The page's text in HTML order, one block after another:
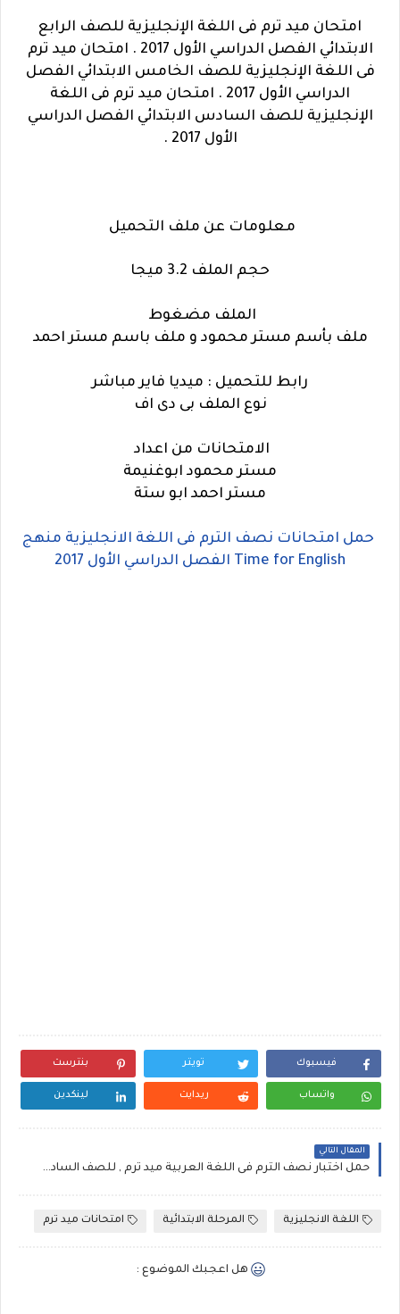
امتحان ميد ترم فى اللغة الإنجليزية للصف الرابع
الابتدائي الفصل الدراسي الأول 2017 . امتحان ميد ترم
فى اللغة الإنجليزية للصف الخامس الابتدائي الفصل
الدراسي الأول 2017 . امتحان ميد ترم فى اللغة
الإنجليزية للصف السادس الابتدائي الفصل الدراسي
الأول 2017 .
معلومات عن ملف التحميل
حجم الملف 3.2 ميجا
الملف مضغوط
ملف بأسم مستر محمود و ملف باسم مستر احمد
رابط للتحميل : ميديا فاير مباشر
نوع الملف بى دى اف
الامتحانات من اعداد
مستر محمود ابوغنيمة
مستر احمد ابو ستة
حمل امتحانات نصف الترم فى اللغة الانجليزية منهج
Time for English الفصل الدراسي الأول 2017
فيسبوك تويتر بنترست
واتساب ريدايت لينكدين
المقال التالي
حمل اختبار نصف الترم فى اللغة العربية ميد ترم , للصف السادس الابتدائى (جاهز ومنسق وبدون علامة مائية )
اللغة الانجليزية المرحلة الابتدائية امتحانات ميد ترم
هل اعجبك الموضوع :